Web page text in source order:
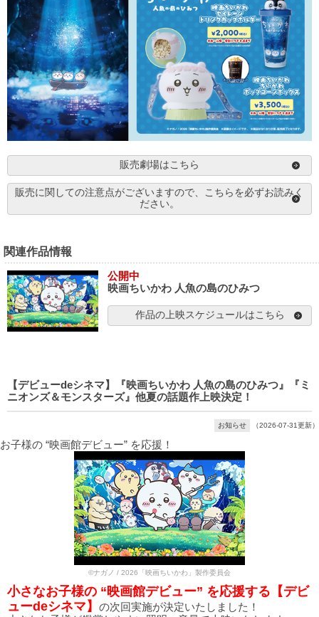
販売劇場はこちら
販売に関しての注意点がございますので、こちらを必ずお読みく
ださい。
関連作品情報
公開中
映画ちいかわ 人魚の島のひみつ
作品の上映スケジュールはこちら
【デビューdeシネマ】『映画ちいかわ 人魚の島のひみつ』『ミ
ニオンズ＆モンスターズ』他夏の話題作上映決定！
お知らせ （2026-07-31更新）
お子様の “映画館デビュー” を応援！
©ナガノ / 2026「映画ちいかわ」製作委員会
小さなお子様の “映画館デビュー” を応援する【デビ
ューdeシネマ】
の次回実施が決定いたしました！